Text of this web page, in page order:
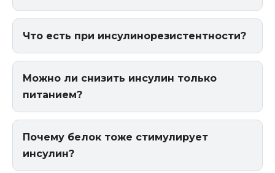
Что есть при инсулинорезистентности?
Можно ли снизить инсулин только
питанием?
Почему белок тоже стимулирует
инсулин?